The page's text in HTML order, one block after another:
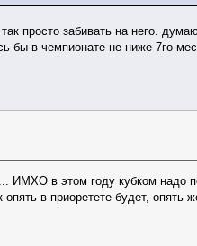
просто забивать на него.
бы в чемпионате не ниже 7го
... ИМХО в этом году кубком надо
в приоретете будет, опять